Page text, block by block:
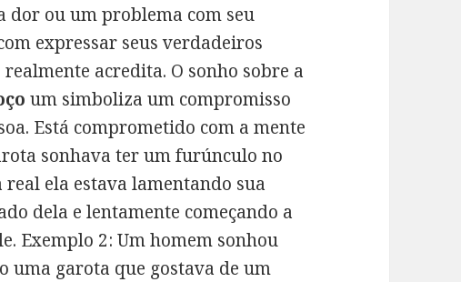
dor ou um problema com seu
expressar seus verdadeiros
acredita. O sonho sobre a
um simboliza um compromisso
Está comprometido com a mente
sonhava ter um furúnculo no
ela estava lamentando sua
dela e lentamente começando a
Exemplo 2: Um homem sonhou
uma garota que gostava de um